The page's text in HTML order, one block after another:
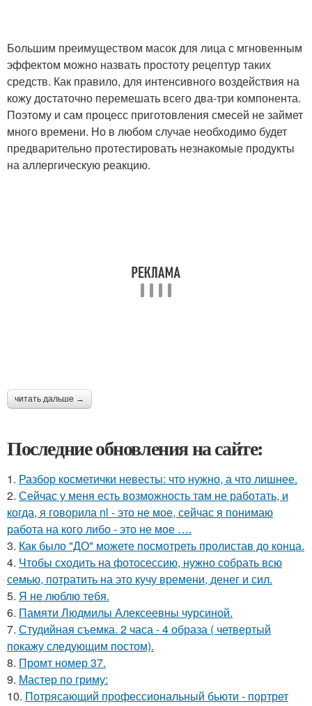
Большим преимуществом масок для лица с мгновенным
эффектом можно назвать простоту рецептур таких
средств. Как правило, для интенсивного воздействия на
кожу достаточно перемешать всего два-три компонента.
Поэтому и сам процесс приготовления смесей не займет
много времени. Но в любом случае необходимо будет
предварительно протестировать незнакомые продукты
на аллергическую реакцию.
читать дальше →
Последние обновления на сайте:
1. Разбор косметички невесты: что нужно, а что лишнее.
2. Сейчас у меня есть возможность там не работать, и
когда, я говорила nl - это не мое, сейчас я понимаю
работа на кого либо - это не мое ….
3. Как было "ДО" можете посмотреть пролистав до конца.
4. Чтобы сходить на фотосессию, нужно собрать всю
семью, потратить на это кучу времени, денег и сил.
5. Я не люблю тебя.
6. Памяти Людмилы Алексеевны чурсиной.
7. Студийная съемка. 2 часа - 4 образа ( четвертый
покажу следующим постом).
8. Промт номер 37.
9. Мастер по гриму:
10. Потрясающий профессиональный бьюти - портрет